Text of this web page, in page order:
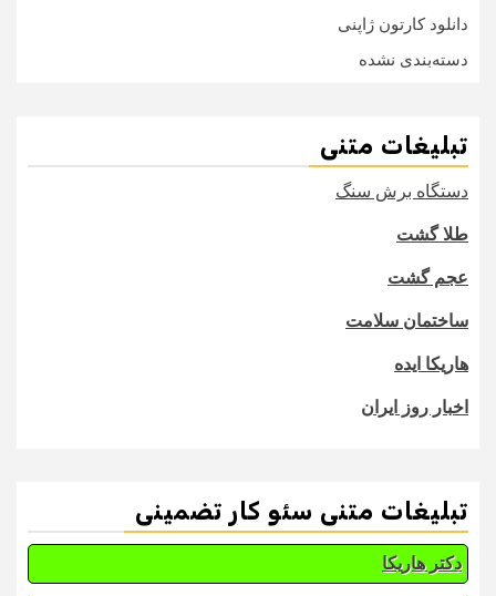
دانلود کارتون ژاپنی
دسته‌بندی نشده
تبلیغات متنی
دستگاه برش سنگ
طلا گشت
عجم گشت
ساختمان سلامت
هاریکا ایده
اخبار روز ایران
تبلیغات متنی سئو کار تضمینی
دکتر هاریکا